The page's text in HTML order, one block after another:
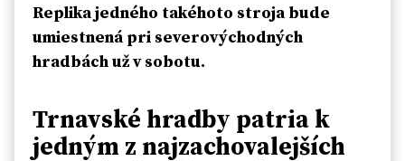
Replika jedného takéhoto stroja bude
umiestnená pri severovýchodných
hradbách už v sobotu.
Trnavské hradby patria k
jedným z najzachovalejších